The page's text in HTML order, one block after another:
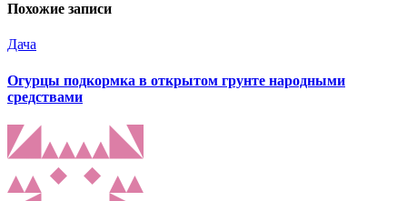
Похожие записи
Дача
Огурцы подкормка в открытом грунте народными
средствами